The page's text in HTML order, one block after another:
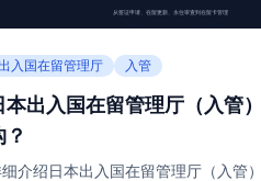
入国在留管理厅 入管
本出入国在留管理厅（入管
？
介绍日本出入国在留管理厅（入管